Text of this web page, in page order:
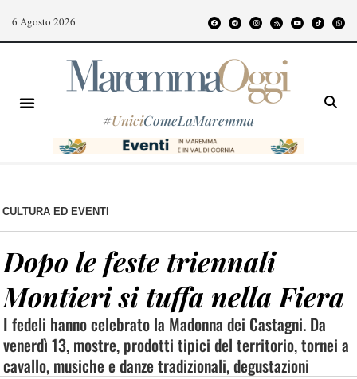
6 Agosto 2026
#UniciComeLaMaremma
CULTURA ED EVENTI
Dopo le feste triennali
Montieri si tuffa nella Fiera
I fedeli hanno celebrato la Madonna dei Castagni. Da
venerdì 13, mostre, prodotti tipici del territorio, tornei a
cavallo, musiche e danze tradizionali, degustazioni